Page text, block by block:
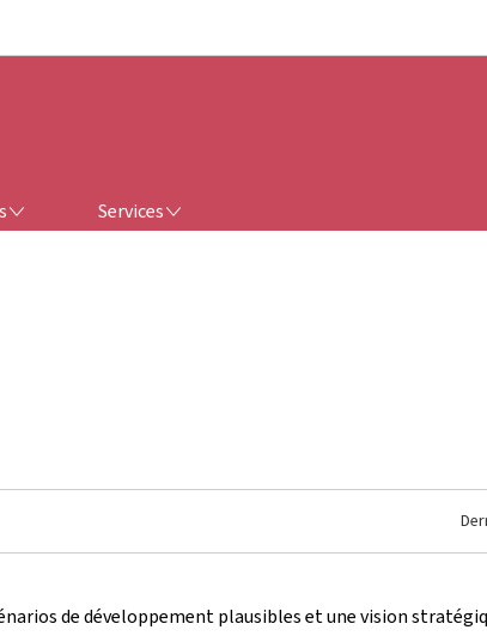
Services
de développement plausibles et une vision